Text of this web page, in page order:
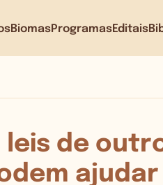
BiomasProgramasEditais
leis de
ajudar